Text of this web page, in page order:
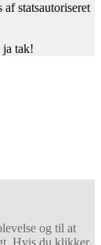
statsautoriseret
tak!
og til at
Hvis du klikker